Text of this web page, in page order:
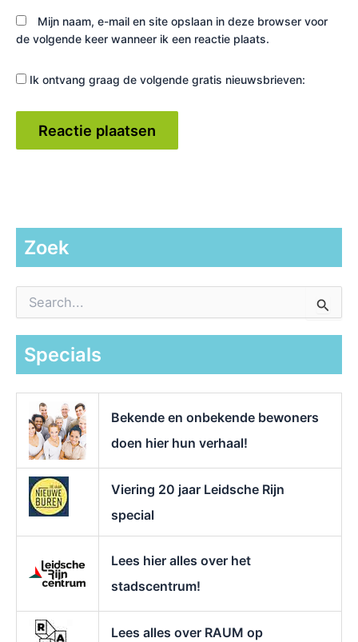
Mijn naam, e-mail en site opslaan in deze browser voor
de volgende keer wanneer ik een reactie plaats.
Ik ontvang graag de volgende gratis nieuwsbrieven:
Zoek
a
Specials
Bekende en onbekende bewoners
doen hier hun verhaal!
Viering 20 jaar Leidsche Rijn
special
Lees hier alles over het
stadscentrum!
Lees alles over RAUM op